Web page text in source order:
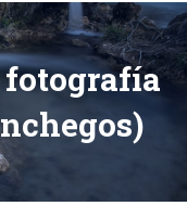
fotografía